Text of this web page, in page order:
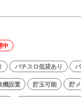
中
パチスロ低貸あり
機設置 貯玉可能 貯